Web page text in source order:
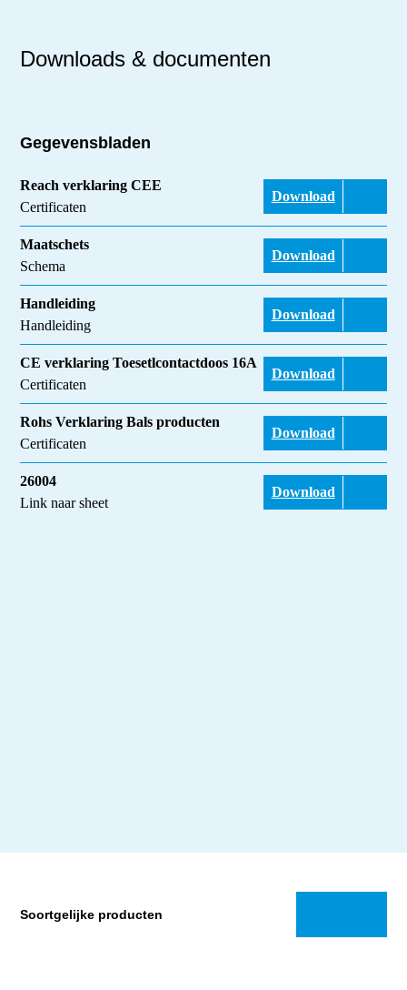
Downloads & documenten
Gegevensbladen
Reach verklaring CEE
Certificaten
Download
Maatschets
Schema
Download
Handleiding
Handleiding
Download
CE verklaring Toesetlcontactdoos 16A
Certificaten
Download
Rohs Verklaring Bals producten
Certificaten
Download
26004
Link naar sheet
Download
Soortgelijke producten